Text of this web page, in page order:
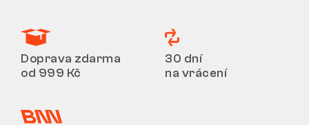
Doprava zdarma
od 999 Kč
30 dní
na vrácení